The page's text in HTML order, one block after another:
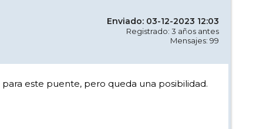
Enviado: 03-12-2023 12:03
Registrado: 3 años antes
Mensajes: 99
este puente, pero queda una posibilidad.